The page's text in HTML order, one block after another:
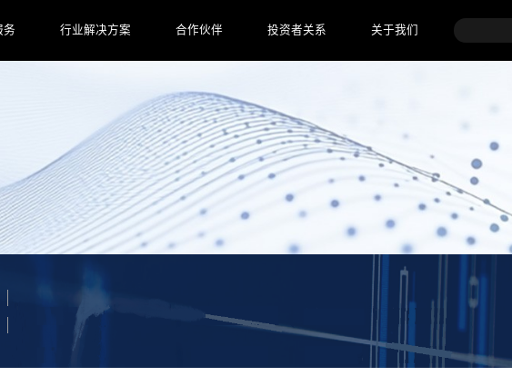
务 行业解决方案 合作伙伴 投资者关系 关于我们